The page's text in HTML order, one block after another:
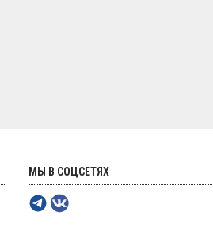
МЫ В СОЦСЕТЯХ